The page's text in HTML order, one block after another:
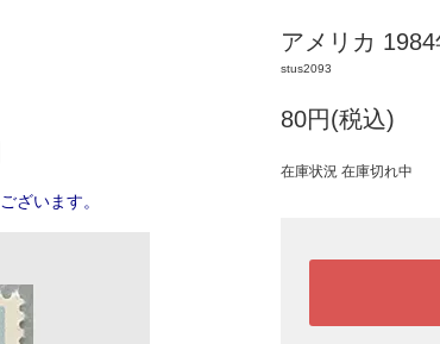
ざいます。
アメリカ
stus2093
80円(税込)
在庫状況 在庫切れ中